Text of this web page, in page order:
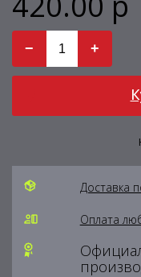
− +
Доставка
Оплата